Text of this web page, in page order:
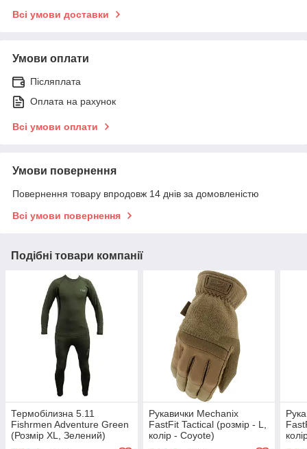
Всі умови доставки
Умови оплати
Післяплата
Оплата на рахунок
Всі умови оплати
Умови повернення
Повернення товару впродовж 14 днів за домовленістю
Всі умови повернення
Подібні товари компанії
Термобілизна 5.11
Fishrmen Adventure Green
(Розмір XL, Зелений)
Рукавички Mechanix
FastFit Tactical (розмір - L,
колір - Coyote)